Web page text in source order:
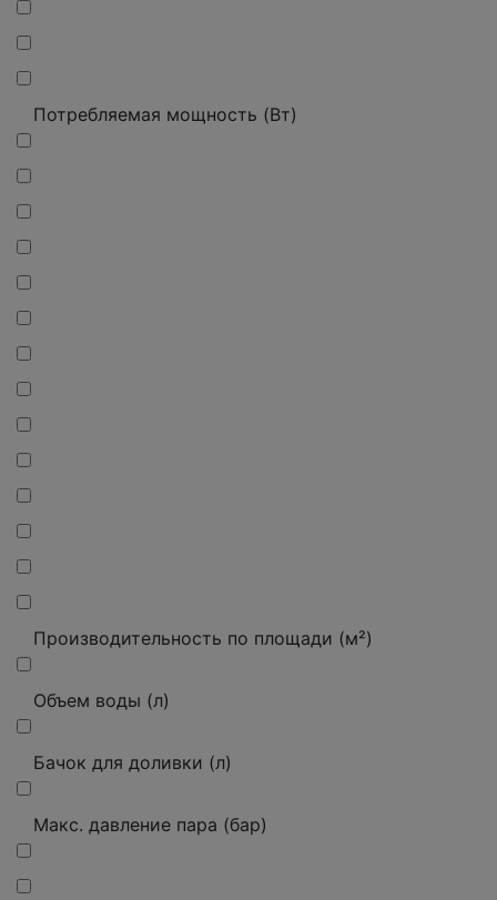
Потребляемая мощность (Вт)
Производительность по площади (м²)
Объем воды (л)
Бачок для доливки (л)
Макс. давление пара (бар)